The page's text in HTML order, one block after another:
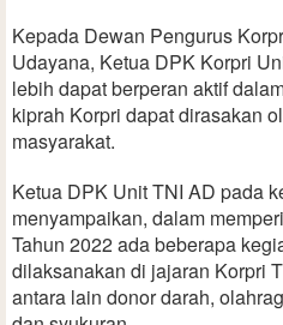
Kepada Dewan Pengurus
Udayana, Ketua DPK Korpri
lebih dapat berperan aktif
kiprah Korpri dapat dirasakan
masyarakat.
Ketua DPK Unit TNI AD pada
menyampaikan, dalam
Tahun 2022 ada beberapa
dilaksanakan di jajaran Korpri
antara lain donor darah,